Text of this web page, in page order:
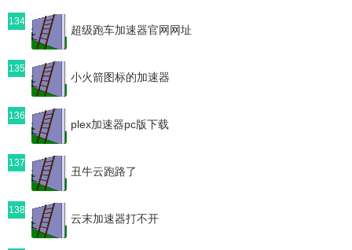
134
超级跑车加速器官网网址
135
小火箭图标的加速器
136
plex加速器pc版下载
137
丑牛云跑路了
138
云末加速器打不开